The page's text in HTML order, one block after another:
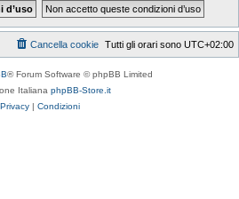
Tutti gli orari sono UTC+02:00
Cancella cookie
® Forum Software © phpBB Limited
Italiana phpBB-Store.it
Privacy | Condizioni